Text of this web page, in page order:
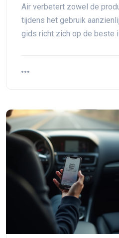
Air verbetert zowel de
tijdens het gebruik
gids richt zich op de beste